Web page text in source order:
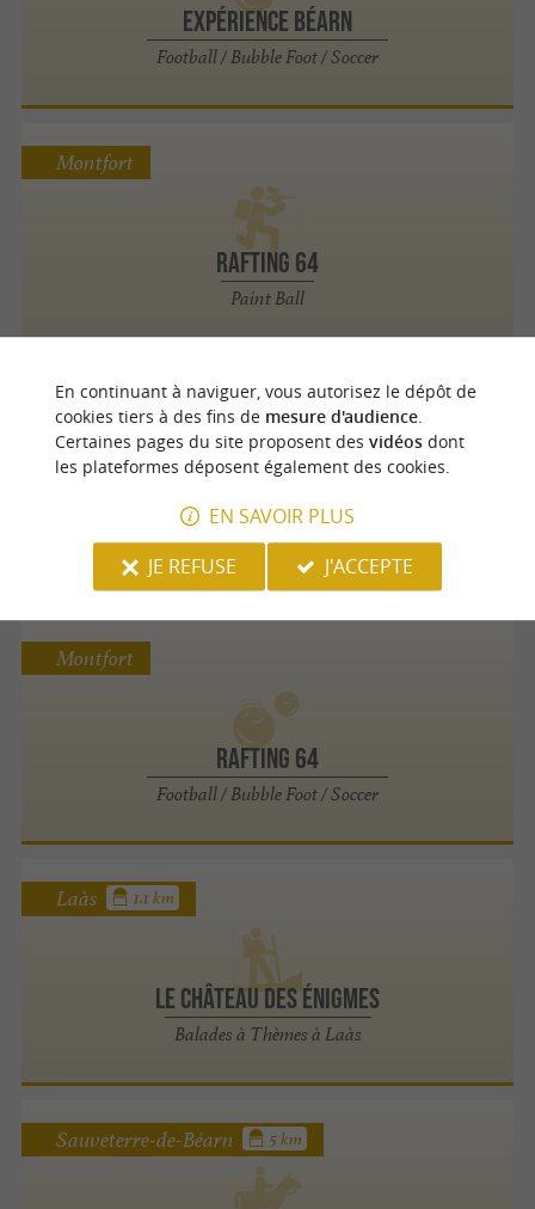
Expérience Béarn
Football / Bubble Foot / Soccer
Rafting 64
Paint Ball
Montfort
Rafting 64
Tir à l'Arc
Montfort
Rafting 64
Football / Bubble Foot / Soccer
Montfort
Le Château des Énigmes
Balades à Thèmes à Laàs
Laàs 1.1 km
Sauveterre-de-Béarn 5 km
En continuant à naviguer, vous autorisez le dépôt de
cookies tiers à des fins de mesure d'audience.
Certaines pages du site proposent des vidéosdont
les plateformes déposent également des cookies.
EN SAVOIR PLUS
JE REFUSE
J'ACCEPTE